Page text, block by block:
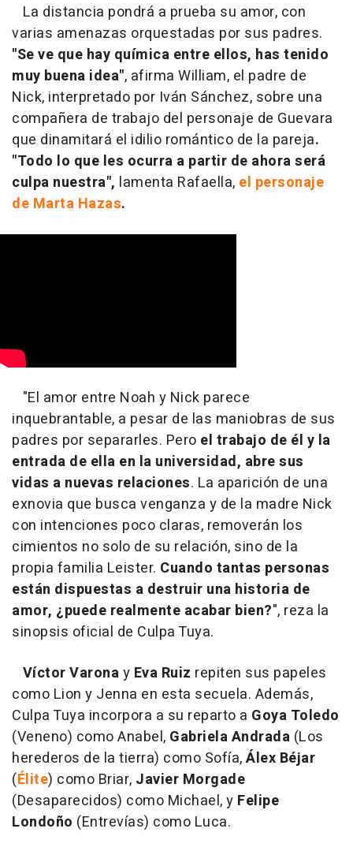
La distancia pondrá a prueba su amor, con
varias amenazas orquestadas por sus padres.
"Se ve que hay química entre ellos, has tenido
muy buena idea", afirma William, el padre de
Nick, interpretado por Iván Sánchez, sobre una
compañera de trabajo del personaje de Guevara
que dinamitará el idilio romántico de la pareja.
"Todo lo que les ocurra a partir de ahora será
culpa nuestra", lamenta Rafaella, el personaje
de Marta Hazas.
"El amor entre Noah y Nick parece
inquebrantable, a pesar de las maniobras de sus
padres por separarles. Pero el trabajo de él y la
entrada de ella en la universidad, abre sus
vidas a nuevas relaciones. La aparición de una
exnovia que busca venganza y de la madre Nick
con intenciones poco claras, removerán los
cimientos no solo de su relación, sino de la
propia familia Leister. Cuando tantas personas
están dispuestas a destruir una historia de
amor, ¿puede realmente acabar bien?", reza la
sinopsis oficial de Culpa Tuya.
Víctor Varonay Eva Ruiz repiten sus papeles
como Lion y Jenna en esta secuela. Además,
Culpa Tuya incorpora a su reparto a Goya Toledo
(Veneno) como Anabel, Gabriela Andrada (Los
herederos de la tierra) como Sofía,Álex Béjar
(Élite) como Briar, Javier Morgade
(Desaparecidos) como Michael, y Felipe
Londoño (Entrevías) como Luca.